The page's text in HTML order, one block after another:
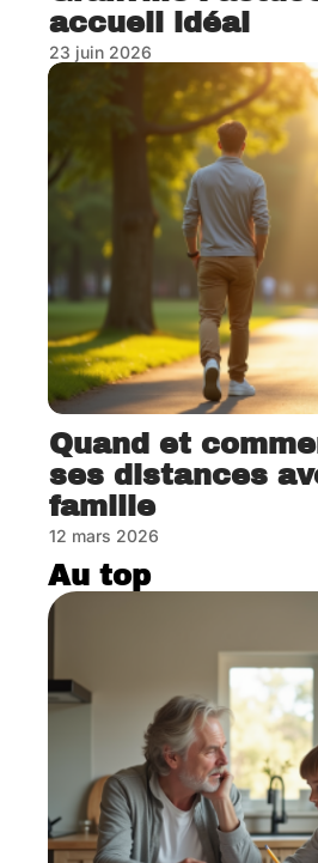
accueil idéal
23 juin 2026
Quand et
ses distances
famille
12 mars 2026
Au top